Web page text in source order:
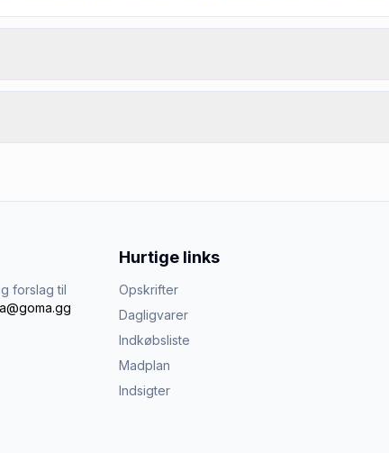
forslag til
Hurtige links
Opskrifter
Dagligvarer
Indkøbsliste
Madplan
Indsigter